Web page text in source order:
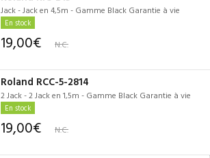
Jack - Jack en 4,5m - Gamme Black Garantie à vie
En stock
19,00€ N.C.
Roland RCC-5-2814
2 Jack - 2 Jack en 1,5m - Gamme Black Garantie à vie
En stock
19,00€ N.C.